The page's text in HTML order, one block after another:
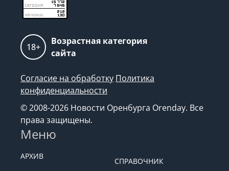
18+
Возрастная категория
сайта
Согласие на обработку Политика
конфиденциальности
© 2008-2026 Новости Оренбурга Orenday. Все
права защищены.
Меню
АРХИВ
СПРАВОЧНИК